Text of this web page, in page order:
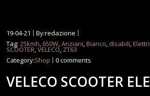
19-04-21
By:redazione
Tag:25kmh, 650W,Anziani,Bianco, disabili,
SCOOTER,VELECO, ZT63
Category:Shop 0 comments
VELECO SCOOTER